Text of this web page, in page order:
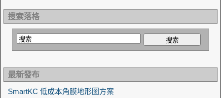
搜索落格
最新發布
SmartKC 低成本角膜地形圖方案